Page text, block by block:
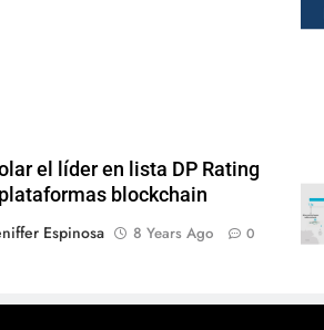
el líder en lista DP Rating
blockchain
Espinosa
8 Years Ago 0